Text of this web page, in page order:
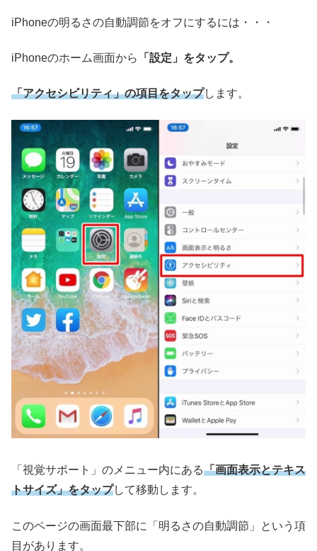
iPhoneの明るさの自動調節をオフにするには・・・
iPhoneのホーム画面から 「設定」をタップ。
「アクセシビリティ」の項目をタップします。
「視覚サポート」のメニュー内にある「画面表示とテキス
トサイズ」をタップして移動します。
このページの画面最下部に「明るさの自動調節」という項
目があります。